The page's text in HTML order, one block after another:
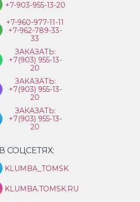
+7-903-955-13-20
+7-960-977-11-11
+7-962-789-33-
33
ЗАКАЗАТЬ:
+7(903) 955-13-
20
ЗАКАЗАТЬ:
+7(903) 955-13-
20
ЗАКАЗАТЬ:
+7(903) 955-13-
20
В СОЦСЕТЯХ:
KLUMBA_TOMSK
KLUMBA.TOMSK.RU